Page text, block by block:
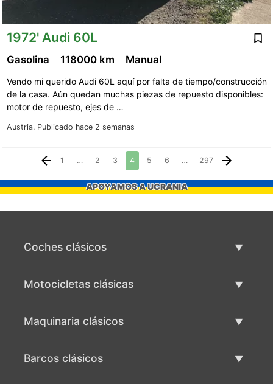
1972' Audi 60L
Austria. Publicado hace 2 semanas
Gasolina 118000 km Manual
Vendo mi querido Audi 60L aquí por falta de tiempo/construcción
de la casa. Aún quedan muchas piezas de repuesto disponibles:
motor de repuesto, ejes de …
1 … 2 3 4 5 6 … 297
APOYAMOS A UCRANIA
Coches clásicos
Motocicletas clásicas
Maquinaria clásicos
Barcos clásicos